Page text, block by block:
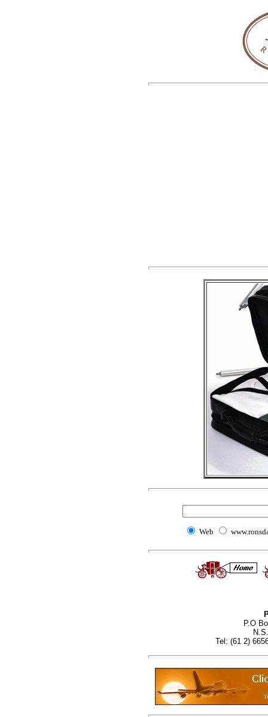
Web
P.O
Tel: (61 2)